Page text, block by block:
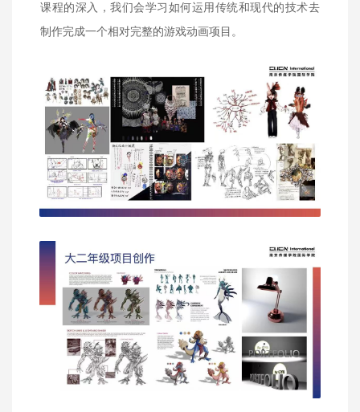
课程的深入，我们会学习如何运用传统和现代的技术去
制作完成一个相对完整的游戏动画项目。